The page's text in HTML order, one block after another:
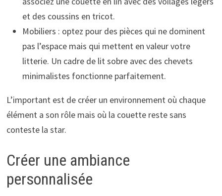
et des coussins en tricot.
Mobiliers : optez pour des pièces qui ne dominent
pas l’espace mais qui mettent en valeur votre
litterie. Un cadre de lit sobre avec des chevets
minimalistes fonctionne parfaitement.
L’important est de créer un environnement où chaque
élément a son rôle mais où la couette reste sans
conteste la star.
Créer une ambiance
personnalisée